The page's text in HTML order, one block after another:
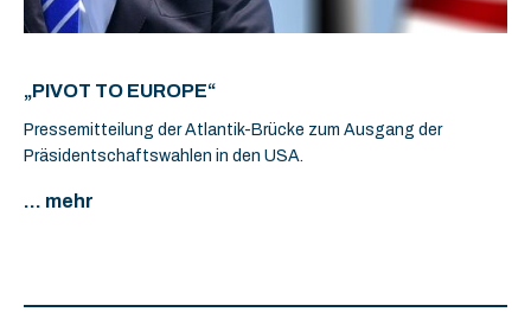
„PIVOT TO EUROPE“
Pressemitteilung der Atlantik-Brücke zum Ausgang der
Präsidentschaftswahlen in den USA.
... mehr